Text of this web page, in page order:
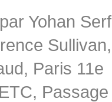
Yohan
Paris 11e